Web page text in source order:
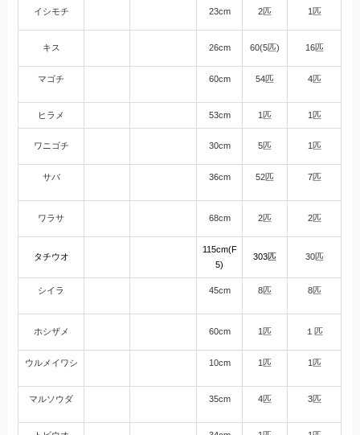
イシモチ 23cm 2匹 1匹
キス 26cm 60(5匹) 16匹
マゴチ 60cm 54匹 4匹
ヒラメ 53cm 1匹 1匹
ワニゴチ 30cm 5匹 1匹
サバ 36cm 52匹 7匹
ワラサ 68cm 2匹 2匹
タチウオ
115cm(F
5)
303匹 30匹
シイラ 45cm 8匹 8匹
ホシザメ 60cm 1匹 １匹
ウルメイワシ 10cm 1匹 1匹
マルソウダ 35cm 4匹 3匹